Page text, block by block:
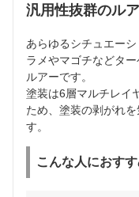
汎用性抜群のル
あらゆるシチュエー
ラメやマゴチなどタ
ルアーです。
塗装は6層マルチレイ
ため、塗装の剥がれ
す。
こんな人におす